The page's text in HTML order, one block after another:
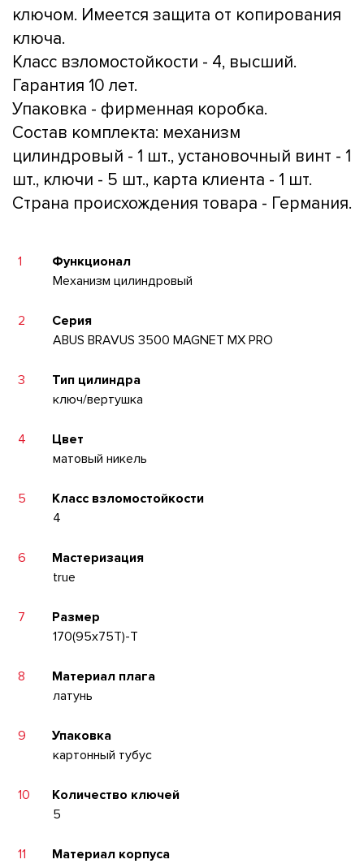
ключом. Имеется защита от копирования
ключа.
Класс взломостойкости - 4, высший.
Гарантия 10 лет.
Упаковка - фирменная коробка.
Состав комплекта: механизм
цилиндровый - 1 шт., установочный винт - 1
шт., ключи - 5 шт., карта клиента - 1 шт.
Страна происхождения товара - Германия.
1
Функционал
Механизм цилиндровый
2
Серия
ABUS BRAVUS 3500 MAGNET MX PRO
3
Тип цилиндра
ключ/вертушка
4
Цвет
матовый никель
5
Класс взломостойкости
4
6
Мастеризация
true
7
Размер
170(95x75T)-T
8
Материал плага
латунь
9
Упаковка
картонный тубус
10
Количество ключей
5
11
Материал корпуса